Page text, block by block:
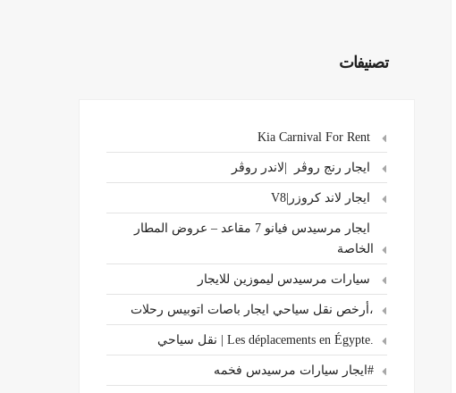
تصنيفات
ايجار رنج روڤر |لاندر روڤر
ايجار لاند كروزر|V8
ايجار مرسيدس فيانو 7 مقاعد – عروض المطار
الخاصة
سيارات مرسيدس ليموزين للايجار
،أرخص نقل سياحي ايجار باصات اتوبيس رحلات
.Les déplacements en Égypte | نقل سياحي
#ايجار سيارات مرسيدس فخمه